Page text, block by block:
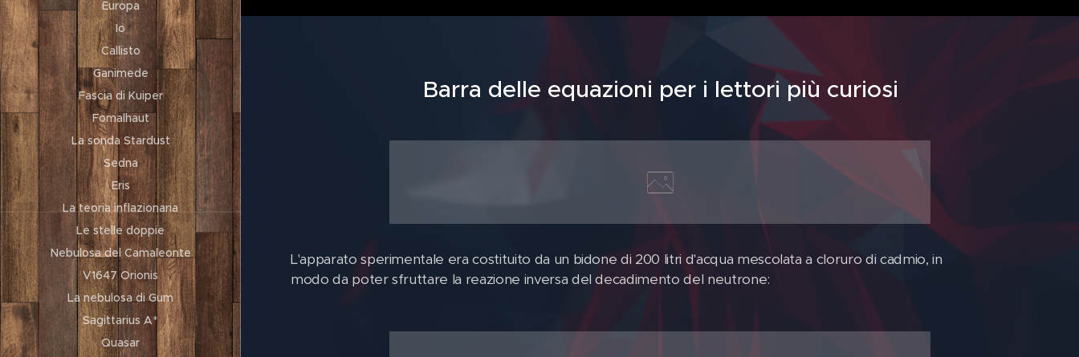
Europa
Io
Callisto
Ganimede
Fascia di Kuiper
Fomalhaut
La sonda Stardust
Sedna
Eris
La teoria inflazionaria
Le stelle doppie
Nebulosa del Camaleonte
V1647 Orionis
La nebulosa di Gum
Sagittarius A*
Quasar
Barra delle equazioni per i lettori più curiosi
L'apparato sperimentale era costituito da un bidone di 200 litri d'acqua mescolata a cloruro di cadmio, in
modo da poter sfruttare la reazione inversa del decadimento del neutrone: